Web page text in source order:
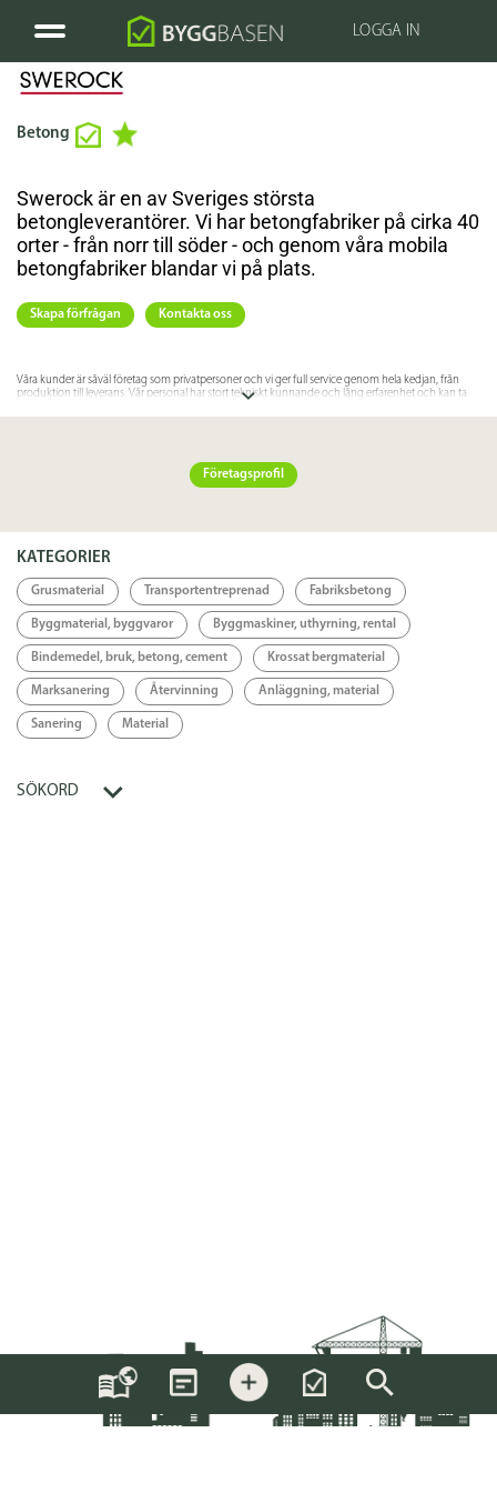
LOGGA IN
Betong
Swerock är en av Sveriges största
betongleverantörer. Vi har betongfabriker på cirka 40
orter - från norr till söder - och genom våra mobila
betongfabriker blandar vi på plats.
Skapa förfrågan Kontakta oss
Våra kunder är såväl företag som privatpersoner och vi ger full service genom hela kedjan, från
produktion till leverans. Vår personal har stort tekniskt kunnande och lång erfarenhet och kan ta
Länkar
Länk
Företagsprofil
KATEGORIER
Grusmaterial Transportentreprenad Fabriksbetong
Byggmaterial, byggvaror Byggmaskiner, uthyrning, rental
Bindemedel, bruk, betong, cement Krossat bergmaterial
Marksanering Återvinning Anläggning, material
Sanering Material
SÖKORD